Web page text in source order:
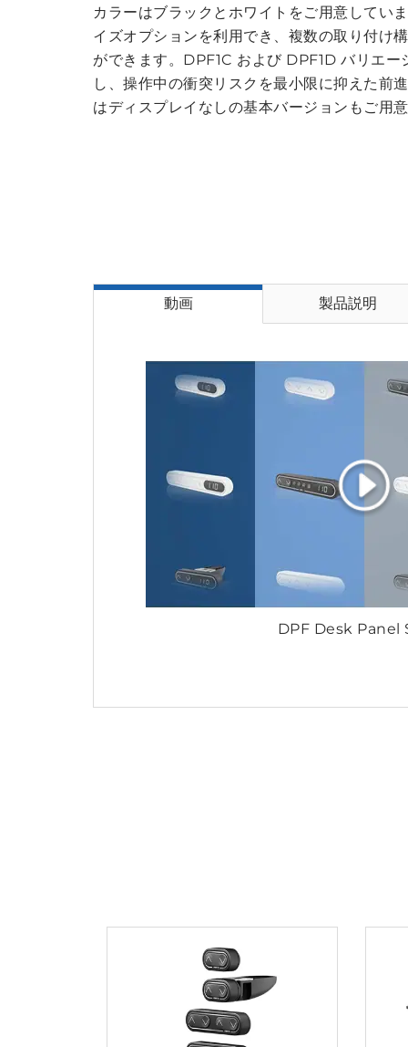
カラーはブラックとホワイトをご用意してい
イズオプションを利用でき、複数の取り付け
ができます。DPF1C および DPF1D バリエ
し、操作中の衝突リスクを最小限に抑えた前
はディスプレイなしの基本バージョンもご用
動画 製品説明
DPF Desk Panel